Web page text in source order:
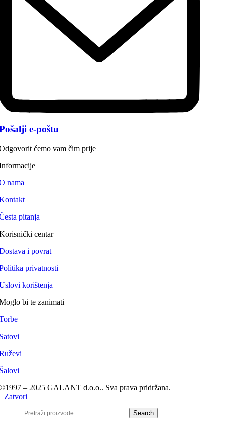
e-poštu
ćemo vam čim prije
nama
pitanja
centar
i povrat
privatnosti
korištenja
bi te zanimati
– 2025 GALANT d.o.o.. Sva prava pridržana.
Zatvori
Search